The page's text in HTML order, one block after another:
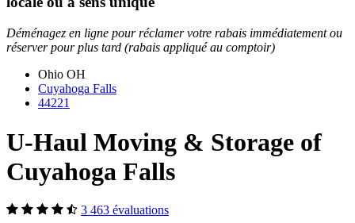
Déménagez en ligne pour réclamer votre rabais immédiatement ou
réserver pour plus tard (rabais appliqué au comptoir)
Ohio OH
Cuyahoga Falls
44221
U-Haul Moving & Storage of
Cuyahoga Falls
3 463 évaluations